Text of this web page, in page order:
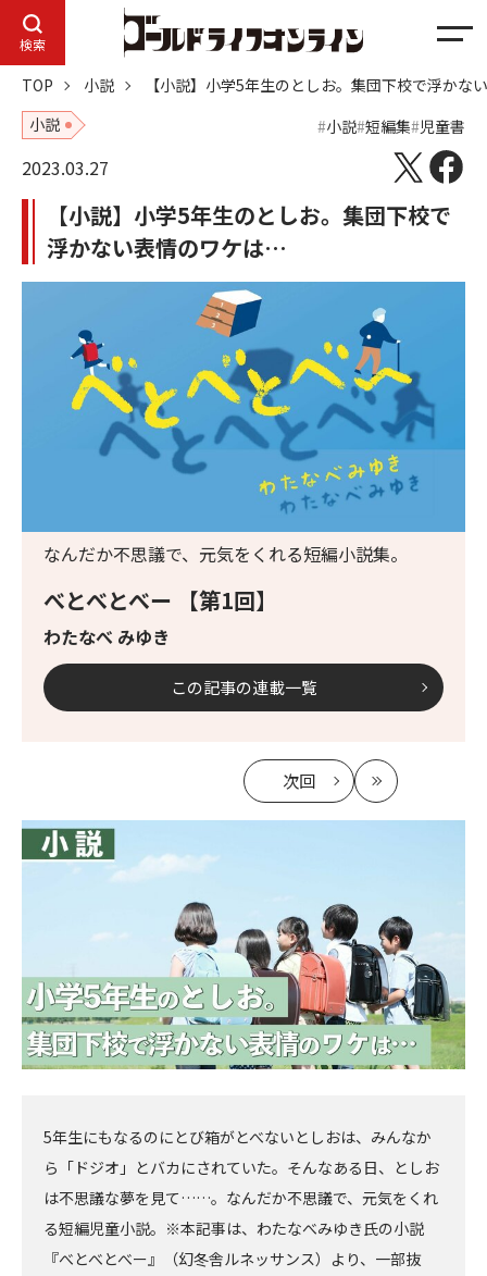
検索
メ
ニ
ュ
ー
TOP 小説
【小説】小学5年生のとしお。集団下校で浮かな
小説
小説 短編集 児童書
2023.03.27
【小説】小学5年生のとしお。集団下校で
浮かない表情のワケは…
べとべとべー 【第1回】
わたなべ みゆき
なんだか不思議で、元気をくれる短編小説集。
この記事の連載一覧
次回
記
最
新
5年生にもなるのにとび箱がとべないとしおは、みんなか
ら「ドジオ」とバカにされていた。そんなある日、としお
は不思議な夢を見て……。なんだか不思議で、元気をくれ
る短編児童小説。※本記事は、わたなべみゆき氏の小説
『べとべとべー』（幻冬舎ルネッサンス）より、一部抜